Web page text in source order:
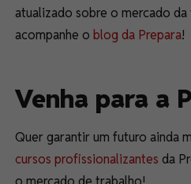
atualizado sobre o mercado
acompanhe o blog da Prepara!
Venha para a
Quer garantir um futuro ainda
cursos profissionalizantes da